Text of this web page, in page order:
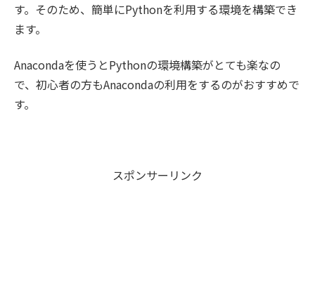
す。そのため、簡単にPythonを利用する環境を構築でき
ます。
Anacondaを使うとPythonの環境構築がとても楽なの
で、初心者の方もAnacondaの利用をするのがおすすめで
す。
スポンサーリンク